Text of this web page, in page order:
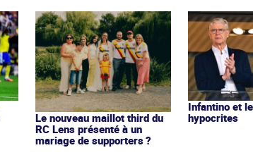
Le nouveau maillot third du
RC Lens présenté à un
mariage de supporters ?
Infantino et
hypocrites